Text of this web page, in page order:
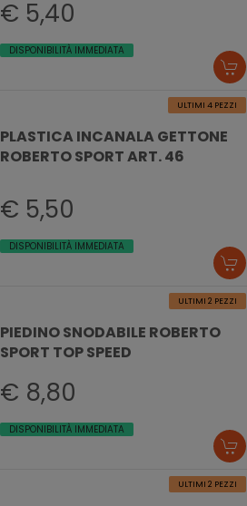
€ 5,40
DISPONIBILITÀ IMMEDIATA
ULTIMI 4 PEZZI
PLASTICA INCANALA GETTONE
ROBERTO SPORT ART. 46
€ 5,50
DISPONIBILITÀ IMMEDIATA
ULTIMI 2 PEZZI
PIEDINO SNODABILE ROBERTO
SPORT TOP SPEED
€ 8,80
DISPONIBILITÀ IMMEDIATA
ULTIMI 2 PEZZI